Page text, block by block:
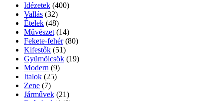
Idézetek (400)
Vallás (32)
Ételek (48)
Művészet (14)
Fekete-fehér (80)
Kifestők (51)
Gyümölcsök (19)
Modern (9)
Italok (25)
Zene (7)
Járművek (21)